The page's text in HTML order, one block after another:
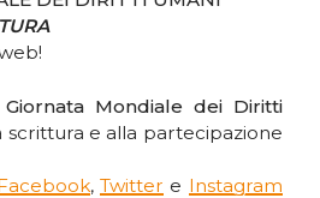
Giornata Mondiale dei Diritti
scrittura e alla partecipazione
,Twitter e Instagram